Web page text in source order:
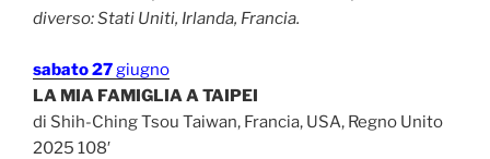
diverso: Stati Uniti, Irlanda, Francia.
sabato 27giugno
LA MIA FAMIGLIA A TAIPEI
di Shih-Ching Tsou Taiwan, Francia, USA, Regno Unito
2025 108′